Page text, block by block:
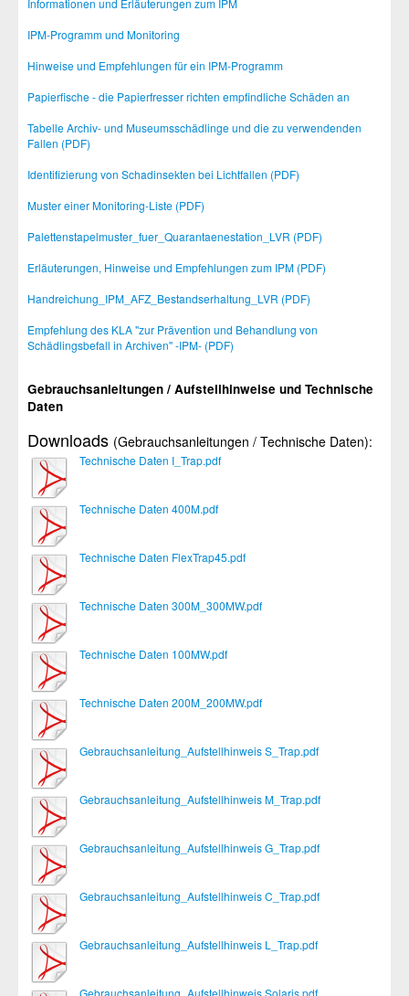
Informationen und Erläuterungen zum IPM
IPM-Programm und Monitoring
Hinweise und Empfehlungen für ein IPM-Programm
Papierfische - die Papierfresser richten empfindliche Schäden an
Tabelle Archiv- und Museumsschädlinge und die zu verwendenden
Fallen (PDF)
Identifizierung von Schadinsekten bei Lichtfallen (PDF)
Muster einer Monitoring-Liste (PDF)
Palettenstapelmuster_fuer_Quarantaenestation_LVR (PDF)
Erläuterungen, Hinweise und Empfehlungen zum IPM (PDF)
Handreichung_IPM_AFZ_Bestandserhaltung_LVR (PDF)
Empfehlung des KLA "zur Prävention und Behandlung von
Schädlingsbefall in Archiven" -IPM- (PDF)
Gebrauchsanleitungen / Aufstellhinweise und Technische
Daten
Downloads (Gebrauchsanleitungen / Technische Daten):
Technische Daten I_Trap.pdf
Technische Daten 400M.pdf
Technische Daten FlexTrap45.pdf
Technische Daten 300M_300MW.pdf
Technische Daten 100MW.pdf
Technische Daten 200M_200MW.pdf
Gebrauchsanleitung_Aufstellhinweis S_Trap.pdf
Gebrauchsanleitung_Aufstellhinweis M_Trap.pdf
Gebrauchsanleitung_Aufstellhinweis G_Trap.pdf
Gebrauchsanleitung_Aufstellhinweis C_Trap.pdf
Gebrauchsanleitung_Aufstellhinweis L_Trap.pdf
Gebrauchsanleitung_Aufstellhinweis Solaris.pdf